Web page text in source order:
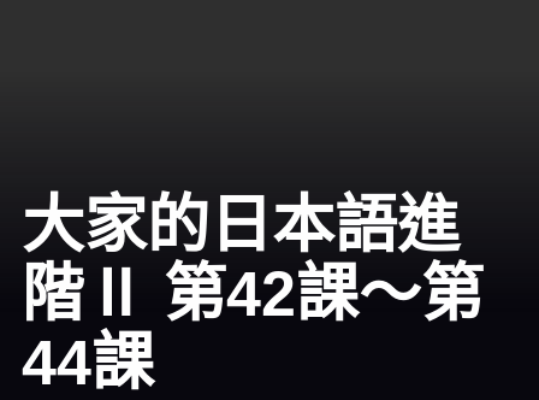
大家的日本語進
階Ⅱ 第42課～第
44課